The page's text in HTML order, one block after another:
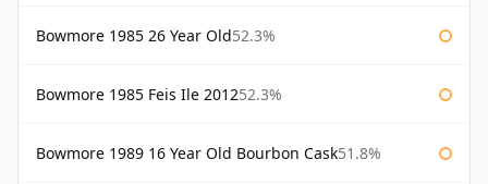
Bowmore 1985 26 Year Old52.3%
Bowmore 1985 Feis Ile 201252.3%
Bowmore 1989 16 Year Old Bourbon Cask51.8%